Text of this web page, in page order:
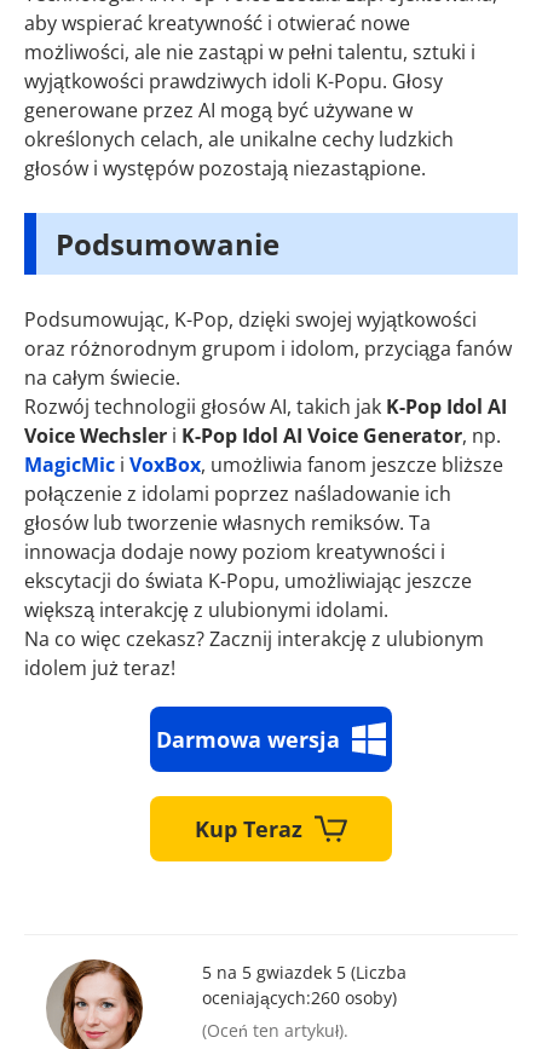
aby wspierać kreatywność i otwierać nowe
możliwości, ale nie zastąpi w pełni talentu, sztuki i
wyjątkowości prawdziwych idoli K-Popu. Głosy
generowane przez AI mogą być używane w
określonych celach, ale unikalne cechy ludzkich
głosów i występów pozostają niezastąpione.
Podsumowanie
Podsumowując, K-Pop, dzięki swojej wyjątkowości
oraz różnorodnym grupom i idolom, przyciąga fanów
na całym świecie.
Rozwój technologii głosów AI, takich jak K-Pop Idol AI
Voice Wechsler i K-Pop Idol AI Voice Generator, np.
MagicMic i VoxBox, umożliwia fanom jeszcze bliższe
połączenie z idolami poprzez naśladowanie ich
głosów lub tworzenie własnych remiksów. Ta
innowacja dodaje nowy poziom kreatywności i
ekscytacji do świata K-Popu, umożliwiając jeszcze
większą interakcję z ulubionymi idolami.
Na co więc czekasz? Zacznij interakcję z ulubionym
idolem już teraz!
Darmowa wersja
Kup Teraz
5 na 5 gwiazdek 5 (Liczba
oceniających:260osoby)
(Oceń ten artykuł).